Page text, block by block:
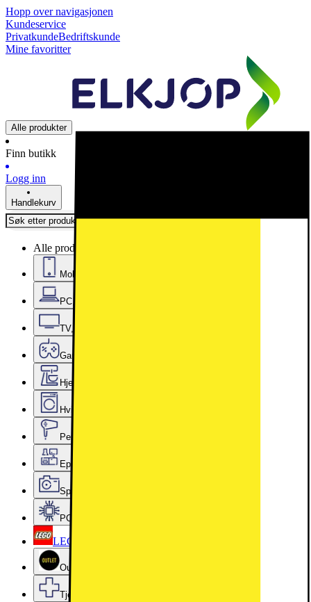
Hopp over navigasjonen
Kundeservice
PrivatkundeBedriftskunde
Mine favoritter
Alle produkter
Finn butikk
Logg inn
Handlekurv
Alle produkter
Mobil, nettbrett og smartklokker
PC, datautstyr og kontor
TV, lyd og smarte hjem
Gaming
Hjem, rengjøring og kjøkkenutstyr
Hvitevarer
Personlig pleie, skjønnhet og velvære
Epoq kjøkken og vaskerom
Sport, hobby og fritid
PC-komponenter
LEGO
Outlet
Tjenester og tilbehør